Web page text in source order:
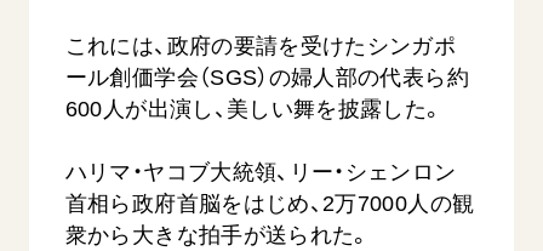
これには、政府の要請を受けたシンガポ
ール創価学会（SGS）の婦人部の代表ら約
600人が出演し、美しい舞を披露した。
ハリマ・ヤコブ大統領、リー・シェンロン
首相ら政府首脳をはじめ、2万7000人の観
衆から大きな拍手が送られた。